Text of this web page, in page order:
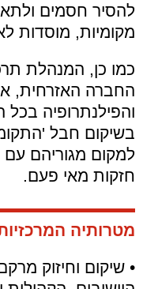
להסיר חסמים
מקומיות, מוסדות
כמו כן, המנהלת
החברה האזרחית,
והפילנתרופיה
בשיקום חבל
למקום מגוריהם עם
חזקות מאי פעם.
מטרותיה
• שיקום וחיזוק